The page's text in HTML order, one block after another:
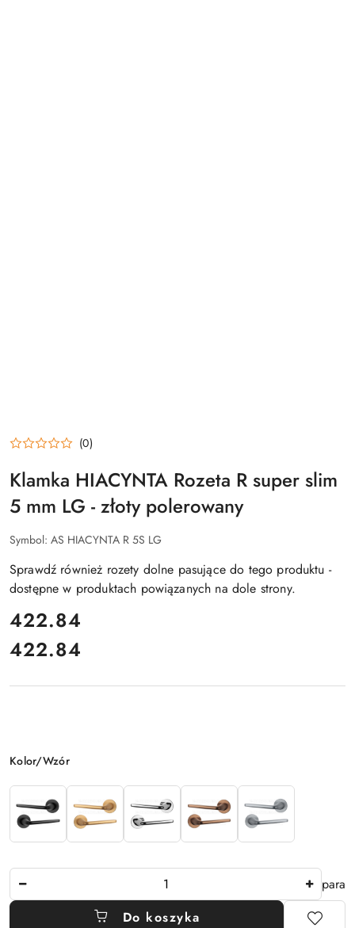
(0)
Klamka HIACYNTA Rozeta R super slim
5 mm LG - złoty polerowany
Symbol: AS HIACYNTA R 5S LG
Sprawdź również rozety dolne pasujące do tego produktu -
dostępne w produktach powiązanych na dole strony.
cena:
422.84
Cena:
422.84
Wariant
Kolor/Wzór
para
Do koszyka